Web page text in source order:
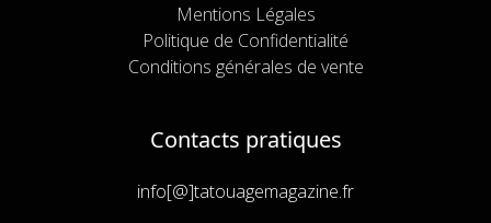
Mentions Légales
Politique de Confidentialité
Conditions générales de vente
Contacts pratiques
info[@]tatouagemagazine.fr